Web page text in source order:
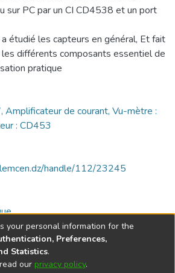
sur PC par un CI CD4538 et un port
étudié les capteurs en général, Et fait
différents composants essentiel de
pratique
Amplificateur de courant, Vu-mètre :
: CD453
handle/112/23245
your personal information for the
Preferences,
Statistics.
our privacy policy.